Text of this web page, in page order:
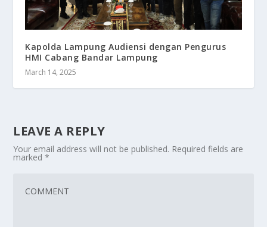
Kapolda Lampung Audiensi dengan Pengurus
HMI Cabang Bandar Lampung
March 14, 2025
LEAVE A REPLY
Your email address will not be published. Required fields are
marked*